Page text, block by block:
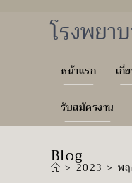
โรงพยา
หน้าแรก เกี่
รับสมัครงาน
Blog
> 2023 > พ